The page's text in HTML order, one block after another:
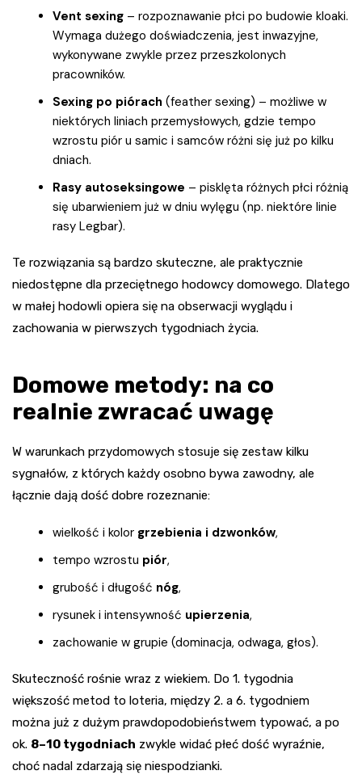
Vent sexing – rozpoznawanie płci po budowie kloaki.
Wymaga dużego doświadczenia, jest inwazyjne,
wykonywane zwykle przez przeszkolonych
pracowników.
Sexing po piórach (feather sexing) – możliwe w
niektórych liniach przemysłowych, gdzie tempo
wzrostu piór u samic i samców różni się już po kilku
dniach.
Rasy autoseksingowe – pisklęta różnych płci różnią
się ubarwieniem już w dniu wylęgu (np. niektóre linie
rasy Legbar).
Te rozwiązania są bardzo skuteczne, ale praktycznie
niedostępne dla przeciętnego hodowcy domowego. Dlatego
w małej hodowli opiera się na obserwacji wyglądu i
zachowania w pierwszych tygodniach życia.
Domowe metody: na co
realnie zwracać uwagę
W warunkach przydomowych stosuje się zestaw kilku
sygnałów, z których każdy osobno bywa zawodny, ale
łącznie dają dość dobre rozeznanie:
wielkość i kolor grzebienia i dzwonków,
tempo wzrostu piór,
grubość i długość nóg,
rysunek i intensywność upierzenia,
zachowanie w grupie (dominacja, odwaga, głos).
Skuteczność rośnie wraz z wiekiem. Do 1. tygodnia
większość metod to loteria, między 2. a 6. tygodniem
można już z dużym prawdopodobieństwem typować, a po
ok. 8–10 tygodniach zwykle widać płeć dość wyraźnie,
choć nadal zdarzają się niespodzianki.